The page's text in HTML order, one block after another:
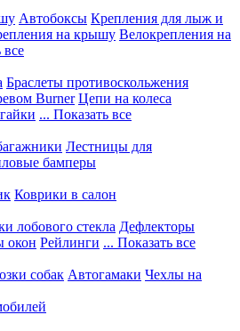
Автобоксы Крепления для лыж и
на крышу Велокрепления на
все
Браслеты противоскольжения
Burner Цепи на колеса
... Показать все
Лестницы для
бамперы
Коврики в салон
лобового стекла Дефлекторы
окон Рейлинги ... Показать все
собак Автогамаки Чехлы на